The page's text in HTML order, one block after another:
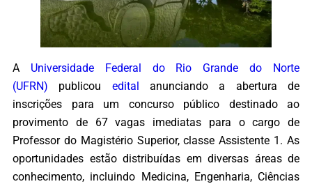
A Universidade Federal do Rio Grande do Norte
(UFRN) publicou editalanunciando a abertura de
inscrições para um concurso público destinado ao
provimento de 67 vagas imediatas para o cargo de
Professor do Magistério Superior, classe Assistente 1. As
oportunidades estão distribuídas em diversas áreas de
conhecimento, incluindo Medicina, Engenharia, Ciências